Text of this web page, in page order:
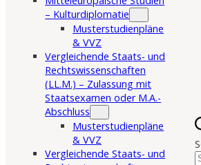
– Kulturdiplomatie
Musterstudienpläne
& VVZ
Vergleichende Staats- und
Rechtswissenschaften
(LL.M.) – Zulassung mit
Staatsexamen oder M.A.-
Abschluss
Musterstudienpläne
& VVZ
Vergleichende Staats- und